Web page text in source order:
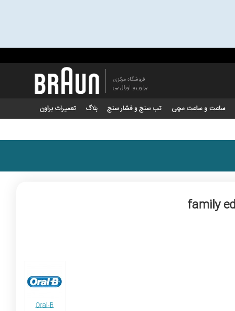
فروشگاه مرکزی
براون و اورال بی
ساعت و ساعت مچی تب سنج و فشار سنج بلاگ
تعمیرات براون
Oral-B